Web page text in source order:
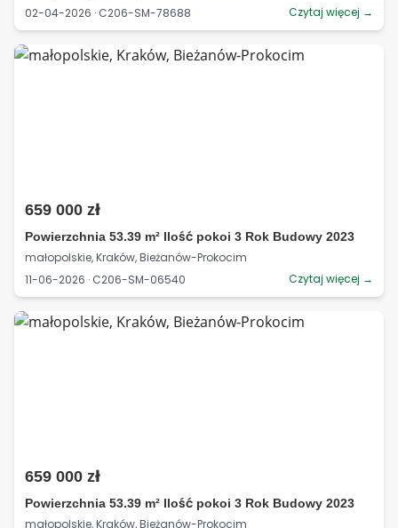
02-04-2026 · C206-SM-78688
Czytaj więcej →
659 000 zł
Powierzchnia 53.39 m² Ilość pokoi 3 Rok Budowy 2023
małopolskie, Kraków, Bieżanów-Prokocim
11-06-2026 · C206-SM-06540
Czytaj więcej →
659 000 zł
Powierzchnia 53.39 m² Ilość pokoi 3 Rok Budowy 2023
małopolskie, Kraków, Bieżanów-Prokocim